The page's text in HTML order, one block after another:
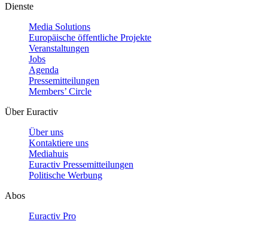
Dienste
Media Solutions
Europäische öffentliche Projekte
Veranstaltungen
Jobs
Agenda
Pressemitteilungen
Members’ Circle
Über Euractiv
Über uns
Kontaktiere uns
Mediahuis
Euractiv Pressemitteilungen
Politische Werbung
Abos
Euractiv Pro